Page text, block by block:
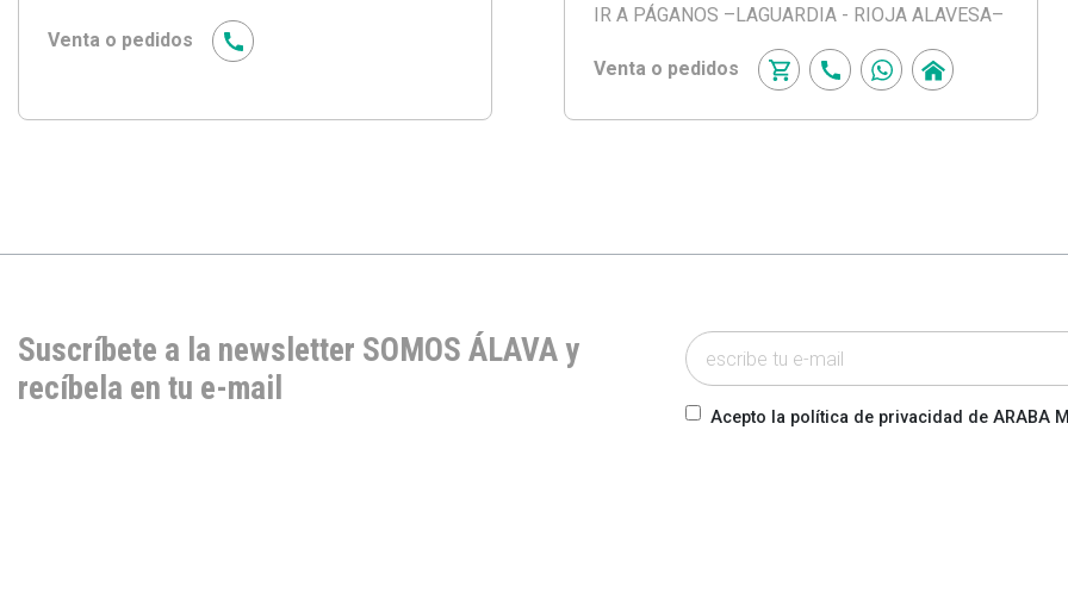
Venta o pedidos
IR A PÁGANOS –LAGUARDIA - RIOJA ALAVESA–
Venta o pedidos
Suscríbete a la newsletter SOMOS ÁLAVA y
recíbela en tu e-mail
Acepto la política de privacidad de ARABA